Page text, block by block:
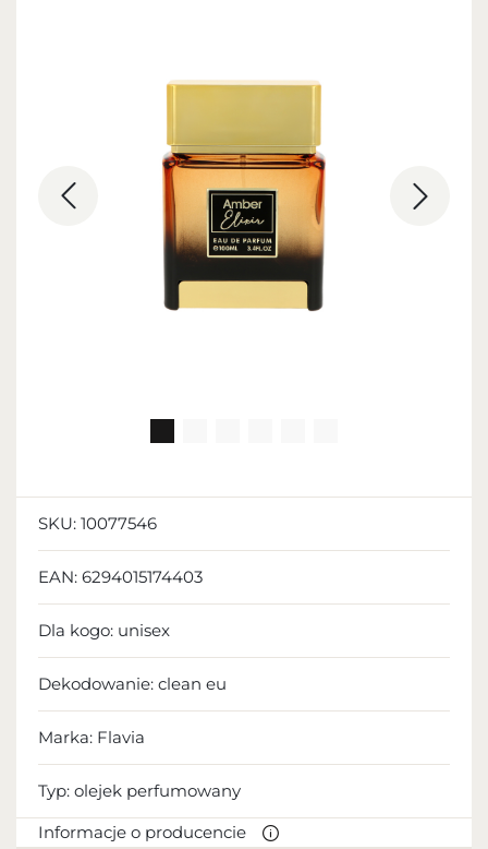
SKU: 10077546
EAN: 6294015174403
Dla kogo: unisex
Dekodowanie: clean eu
Marka: Flavia
Typ: olejek perfumowany
Informacje o producencie